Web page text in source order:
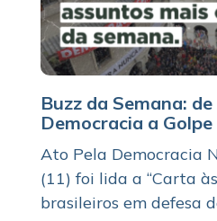
Buzz da Semana:
Democracia a
Ato Pela Democracia
(11) foi lida a “Carta
brasileiros em defesa